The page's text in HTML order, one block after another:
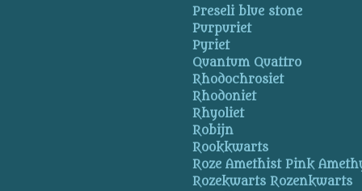
Preseli blue stone
Purpuriet
Pyriet
Quantum Quattro
Rhodochrosiet
Rhodoniet
Rhyoliet
Robijn
Rookkwarts
Roze Amethist Pink
Rozekwarts Rozenkwarts